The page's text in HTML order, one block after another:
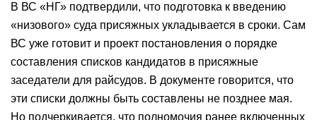
В ВС «НГ» подтвердили, что подготовка к введению
«низового» суда присяжных укладывается в сроки. Сам
ВС уже готовит и проект постановления о порядке
составления списков кандидатов в присяжные
заседатели для райсудов. В документе говорится, что
эти списки должны быть составлены не позднее мая.
Но подчеркивается, что полномочия ранее включенных